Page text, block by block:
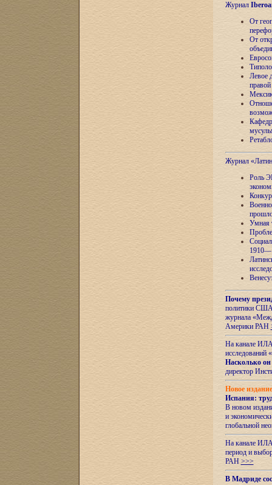
Журнал
От
От
Левое
Журнал
Роль
Умная
Почему
политики США
журнала
Америки РАН
На канале ИЛА
исследований «
Насколько он
директор
Новое
Испания:
В новом
и
глобальной
На канале
период и
РАН >>>
В Мадриде